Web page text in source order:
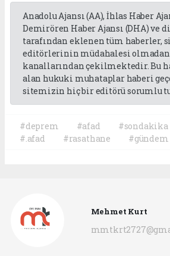
Anadolu Ajansı (AA), İhlas Haber
Demirören Haber Ajansı (DHA) ve
tarafından eklenen tüm haberler,
editörlerinin müdahalesi olmadan
kanallarından çekilmektedir. Bu
alan hukuki muhataplar haberi
sitemizin hiç bir editörü sorumlu
#deprem #afad #sondakika
#.afad
#rasathane #gündem
Mehmet Kurt